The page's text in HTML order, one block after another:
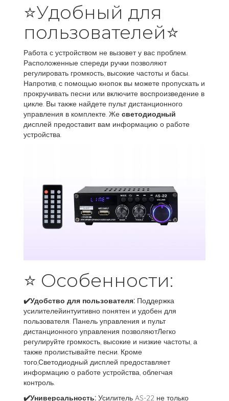
⭐Удобный для
пользователей⭐
Работа с устройством не вызовет у вас проблем.
Расположенные спереди ручки позволяют
регулировать громкость, высокие частоты и басы.
Напротив, с помощью кнопок вы можете пропускать и
прокручивать песни или включите воспроизведение в
цикле. Вы также найдете пульт дистанционного
управления в комплекте. Же светодиодный
дисплей предоставит вам информацию о работе
устройства.
⭐ Особенности:
✔️Удобство для пользователя: Поддержка
усилителейинтуитивно понятен и удобен для
пользователя. Панель управления и пульт
дистанционного управления позволяютЛегко
регулируйте громкость, высокие и низкие частоты, а
также пролистывайте песни. Кроме
того,Светодиодный дисплей предоставляет
информацию о работе устройства, облегчая
контроль.
✔️Универсальность: Усилитель AS-22 не только